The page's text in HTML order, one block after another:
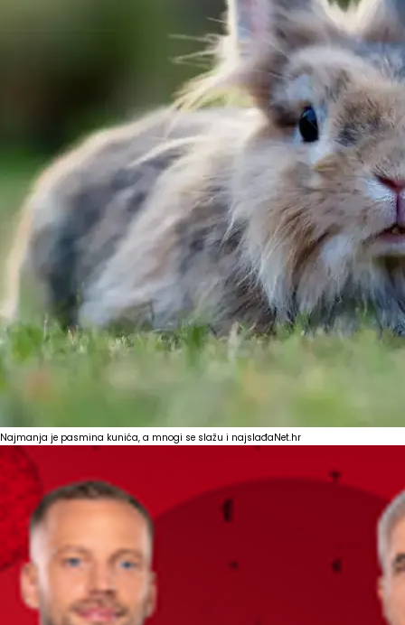
Najmanja je pasmina kunića, a mnogi se slažu i najslađaNet.hr